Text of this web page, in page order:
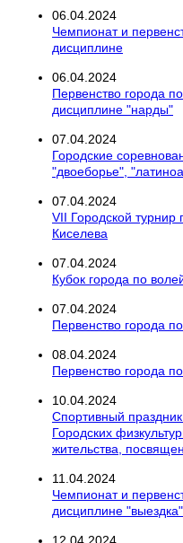
06.04.2024
Чемпионат и
дисциплине
06.04.2024
Первенство города
дисциплине "нарды"
07.04.2024
Городские
"двоеборье",
07.04.2024
VII Городской
Киселева
07.04.2024
Кубок города по
07.04.2024
Первенство города
08.04.2024
Первенство города
10.04.2024
Спортивный
Городских
жительства,
11.04.2024
Чемпионат и
дисциплине "выездка"